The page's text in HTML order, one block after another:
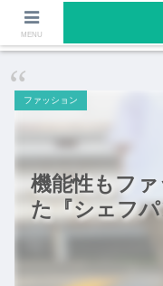
ファッションや
機能性もフ
た『シェフ
ファッション
MENU